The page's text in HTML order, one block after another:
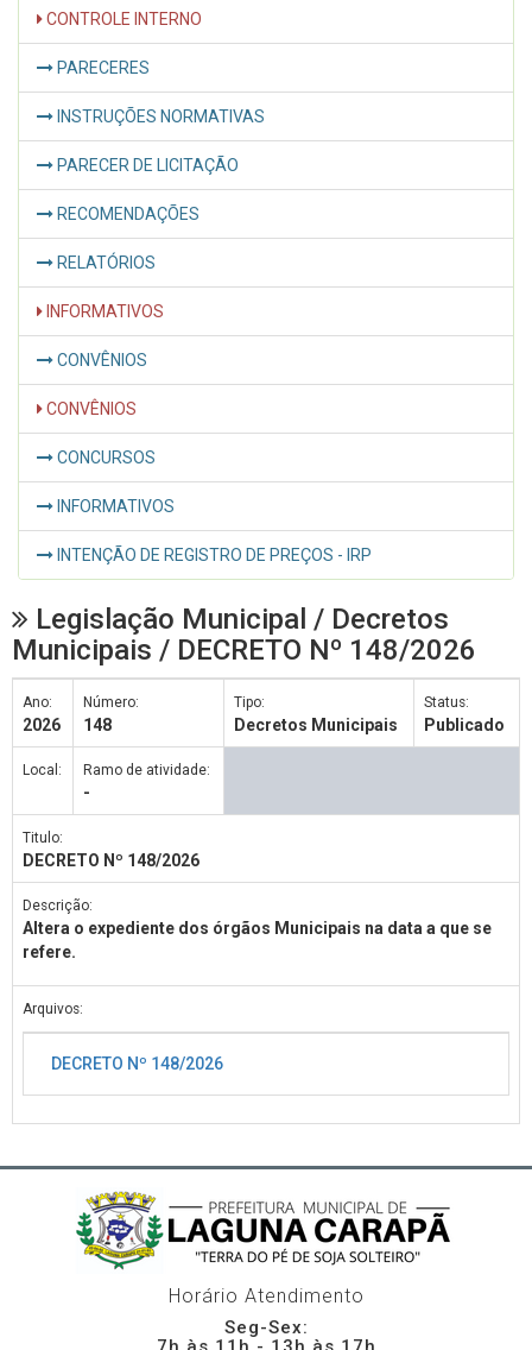
CONTROLE INTERNO
PARECERES
INSTRUÇÕES NORMATIVAS
PARECER DE LICITAÇÃO
RECOMENDAÇÕES
RELATÓRIOS
INFORMATIVOS
CONVÊNIOS
CONVÊNIOS
CONCURSOS
INFORMATIVOS
INTENÇÃO DE REGISTRO DE PREÇOS - IRP
Legislação Municipal / Decretos
Municipais / DECRETO Nº 148/2026
Ano:
2026
Número:
148
Tipo:
Decretos Municipais
Status:
Publicado
Local: Ramo de atividade:
-
Titulo:
DECRETO Nº 148/2026
Descrição:
Altera o expediente dos órgãos Municipais na data a que se
refere.
Arquivos:
DECRETO Nº 148/2026
Horário Atendimento
Seg-Sex: